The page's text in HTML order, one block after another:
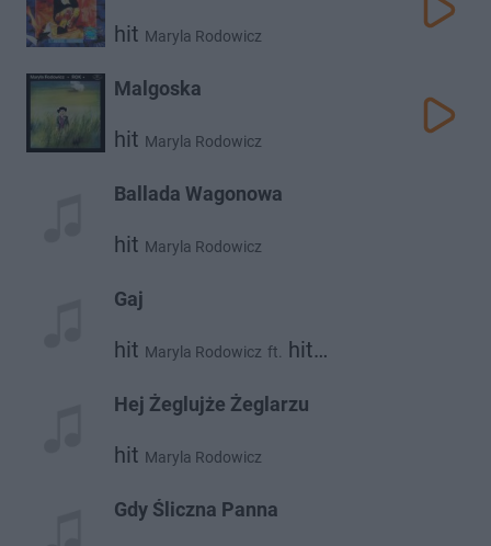
hit Maryla Rodowicz
Malgoska
hit Maryla Rodowicz
Ballada Wagonowa
hit Maryla Rodowicz
Gaj
hit Maryla Rodowicz ft. hit
Hej Żeglujże Żeglarzu
hit Maryla Rodowicz
Gdy Śliczna Panna